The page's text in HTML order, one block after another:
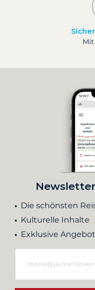
Mit
Die schönsten
Kulturelle Inhalte
Exklusive